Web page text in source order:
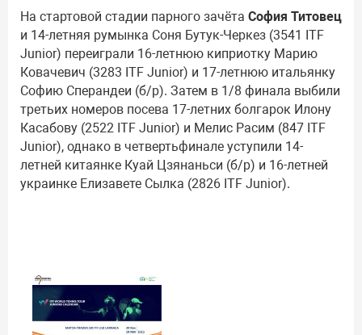
На стартовой стадии парного зачёта София Титовец
и 14-летняя румынка Соня Бутук-Черкез (3541 ITF
Junior) переиграли 16-летнюю киприотку Марию
Ковачевич (3283 ITF Junior) и 17-летнюю итальянку
Софию Сперандеи (б/р). Затем в 1/8 финала выбили
третьих номеров посева 17-летних болгарок Илону
Касабову (2522 ITF Junior) и Мелис Расим (847 ITF
Junior), однако в четвертьфинале уступили 14-
летней китаянке Куай Цзянаньси (б/р) и 16-летней
украинке Елизавете Сылка (2826 ITF Junior).